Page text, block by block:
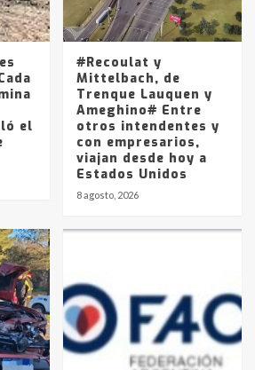
de los combustibles en
desde YPF hasta Axion
a 1338 pesos
el
#Recoulat y
Mittelbach, de
Trenque Lauquen y
Ameghino# Entre
otros intendentes y
con empresarios,
viajan desde hoy a
Estados Unidos
8 agosto, 2026